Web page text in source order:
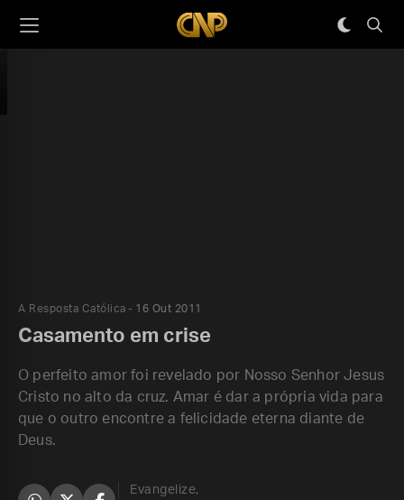
A Resposta Católica 16 Out 2011
Casamento em crise
O perfeito amor foi revelado por Nosso Senhor Jesus
Cristo no alto da cruz. Amar é dar a própria vida para
que o outro encontre a felicidade eterna diante de
Deus.
Evangelize,